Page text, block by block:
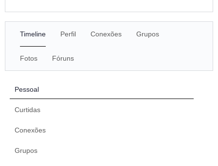
Timeline Perfil Conexões Grupos
Fotos Fóruns
Pessoal
Curtidas
Conexões
Grupos